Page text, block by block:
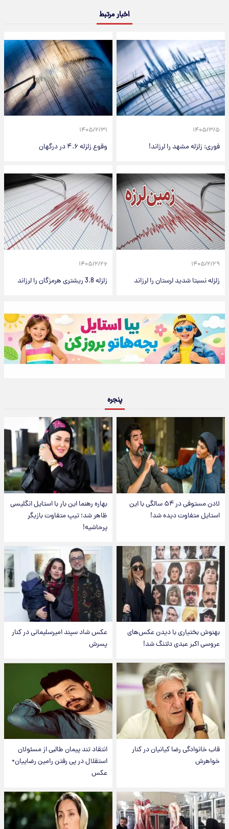
اخبار مرتبط
۱۴۰۵/۳/۵
فوری: زلزله مشهد را لرزاند!
۱۴۰۵/۲/۳۱
وقوع زلزله ۴.۶ در درگهان
۱۴۰۵/۲/۲۹
زلزله نسبتا شدید لرستان را لرزاند
۱۴۰۵/۲/۲۶
زلزله 3.8 ریشتری هرمزگان را لرزاند
پنجره
لادن مستوفی در ۵۴ سالگی با این
استایل متفاوت دیده شد!
بهاره رهنما این بار با استایل انگلیسی
ظاهر شد؛ تیپ متفاوت بازیگر
پرحاشیه!
بهنوش بختیاری با دیدن عکس‌های
عروسی اکبر عبدی دلتنگ شد!
عکس شاد سپند امیرسلیمانی در کنار
پسرش
قاب خانوادگی رضا کیانیان در کنار
خواهرش
انتقاد تند پیمان طالبی از مسئولان
استقلال در پی رفتن رامین رضاییان+
عکس